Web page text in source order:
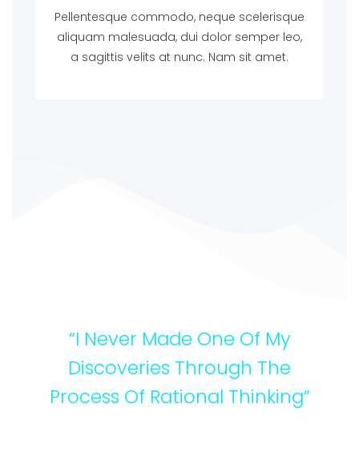
Pellentesque commodo, neque scelerisque
aliquam malesuada, dui dolor semper leo,
a sagittis velits at nunc. Nam sit amet.
“I Never Made One Of My
Discoveries Through The
Process Of Rational Thinking”